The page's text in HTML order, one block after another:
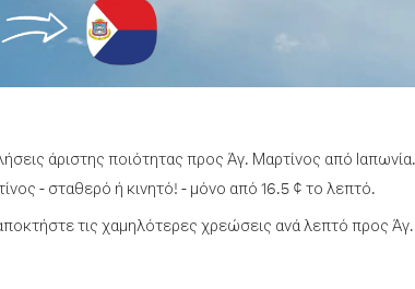
άριστης ποιότητας προς Άγ. Μαρτίνος από Ιαπωνία.
- σταθερό ή κινητό! - μόνο από 16.5 ¢ το λεπτό.
τις χαμηλότερες χρεώσεις ανά λεπτό προς